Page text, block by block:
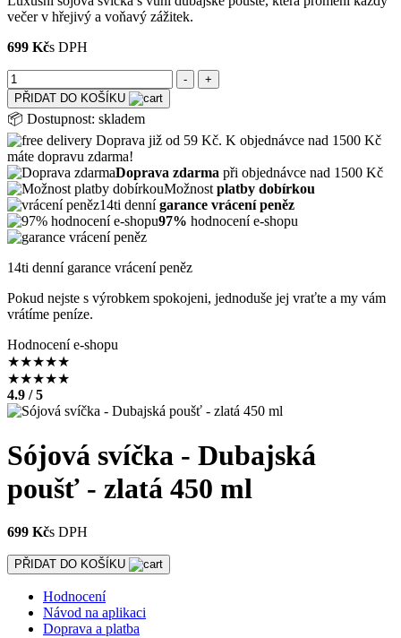
večer v hřejivý a voňavý zážitek.
699 Kčs DPH
PŘIDAT DO KOŠÍKU
📦 Dostupnost: skladem
Doprava již od 59 Kč. K objednávce nad 1500 Kč
máte dopravu zdarma!
Doprava zdarma při objednávce nad 1500 Kč
Možnost platby dobírkou
14ti dennígarance vrácení peněz
97% hodnocení e-shopu
14ti denní garance vrácení peněz
Pokud nejste s výrobkem spokojeni, jednoduše jej vraťte a my vám
vrátíme peníze.
Hodnocení e-shopu
★★★★★
★★★★★
4.9 / 5
Sójová svíčka - Dubajská
poušť - zlatá 450 ml
699 Kčs DPH
PŘIDAT DO KOŠÍKU
Hodnocení
Návod na aplikaci
Doprava a platba